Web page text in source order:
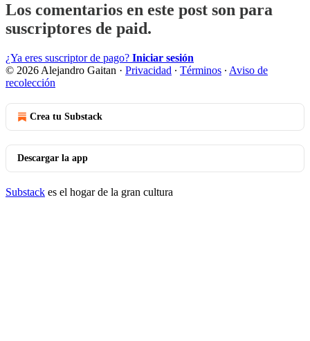
Los comentarios en este post son para
suscriptores de paid.
¿Ya eres suscriptor de pago? Iniciar sesión
© 2026 Alejandro Gaitan · Privacidad ∙ Términos ∙ Aviso de
recolección
Crea tu Substack
Descargar la app
Substack es el hogar de la gran cultura